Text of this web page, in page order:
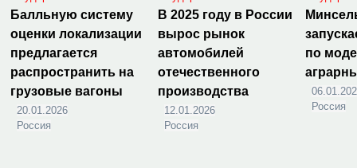
Балльную систему
оценки локализации
предлагается
распространить на
грузовые вагоны
20.01.2026
Россия
В 2025 году в России
вырос рынок
автомобилей
отечественного
производства
12.01.2026
Россия
по
Россия